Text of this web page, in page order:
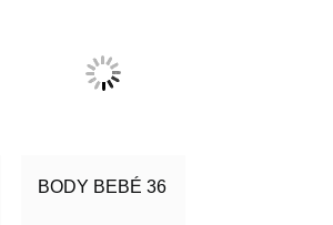
BODY BEBÉ 36